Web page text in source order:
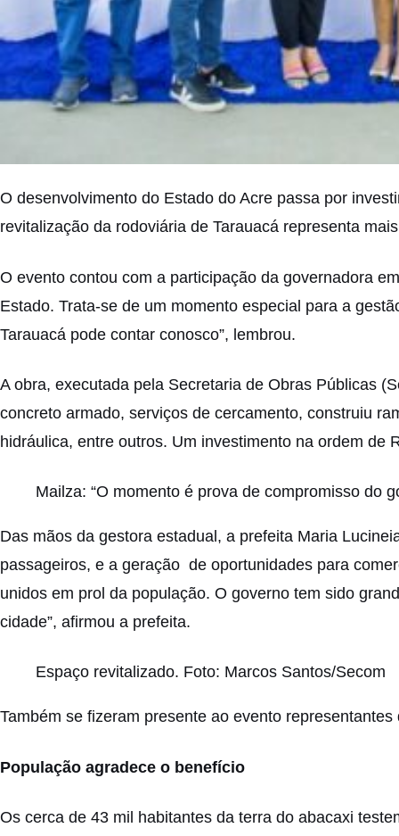
O desenvolvimento do Estado do Acre passa por
revitalização da rodoviária de Tarauacá representa
O evento contou com a participação da governadora
Estado. Trata-se de um momento especial para a
Tarauacá pode contar conosco”, lembrou.
A obra, executada pela Secretaria de Obras Públicas
concreto armado, serviços de cercamento, construiu
hidráulica, entre outros. Um investimento na ordem de
Mailza: “O momento é prova de compromisso do
Das mãos da gestora estadual, a prefeita Maria
passageiros, e a geração de oportunidades para
unidos em prol da população. O governo tem sido
cidade”, afirmou a prefeita.
Espaço revitalizado. Foto: Marcos Santos/Secom
Também se fizeram presente ao evento
População agradece o benefício
Os cerca de 43 mil habitantes da terra do abacaxi